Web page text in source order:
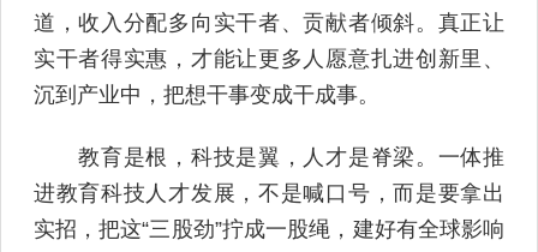
道，收入分配多向实干者、贡献者倾斜。真正让
实干者得实惠，才能让更多人愿意扎进创新里、
沉到产业中，把想干事变成干成事。
教育是根，科技是翼，人才是脊梁。一体推
进教育科技人才发展，不是喊口号，而是要拿出
实招，把这“三股劲”拧成一股绳，建好有全球影响